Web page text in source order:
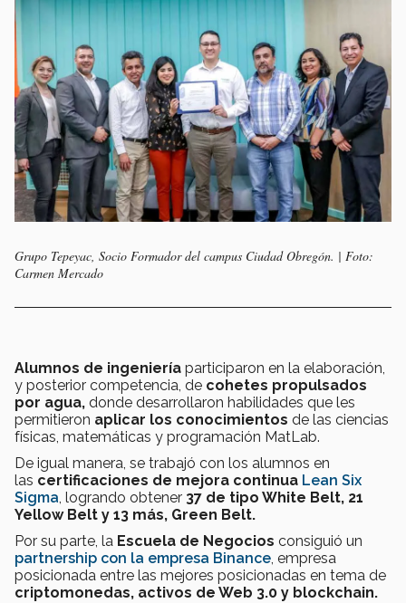
Grupo Tepeyac, Socio Formador del campus Ciudad Obregón. | Foto:
Carmen Mercado
Alumnos de ingeniería participaron en la elaboración,
y posterior competencia, de cohetes propulsados
por agua, donde desarrollaron habilidades que les
permitieron aplicar los conocimientos de las ciencias
físicas, matemáticas y programación MatLab.
De igual manera, se trabajó con los alumnos en
las certificaciones de mejora continua Lean Six
Sigma, logrando obtener 37 de tipo White Belt, 21
Yellow Belt y 13 más, Green Belt.
Por su parte, la Escuela de Negocios consiguió un
partnership con la empresa Binance, empresa
posicionada entre las mejores posicionadas en tema de
criptomonedas, activos de Web 3.0 y blockchain.